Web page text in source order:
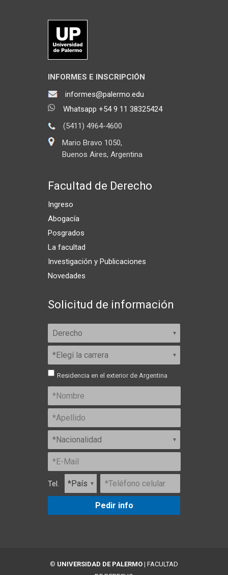
INFORMES E INSCRIPCIÓN
informes@palermo.edu
Whatsapp +54 9 11 38325424
(5411) 4964-4600
Mario Bravo 1050,
Buenos Aires, Argentina
Facultad de Derecho
Ingreso
Abogacía
Posgrados
La facultad
Investigación y Publicaciones
Novedades
Solicitud de información
Residencia en el exterior de Argentina
Tel.
Pedir info
© UNIVERSIDAD DE PALERMO | FACULTAD